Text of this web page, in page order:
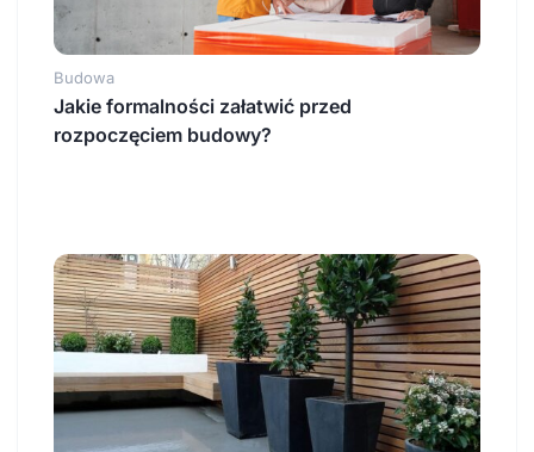
Budowa
Jakie formalności załatwić przed
rozpoczęciem budowy?